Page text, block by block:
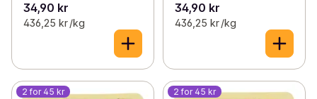
34,90 kr
436,25 kr /kg
34,90 kr
436,25 kr /kg
2 for 45 kr 2 for 45 kr